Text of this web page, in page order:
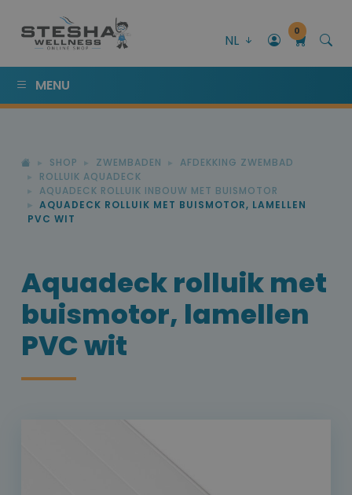
NL
0
MENU
SHOP ZWEMBADEN
AFDEKKING ZWEMBAD
ROLLUIK AQUADECK
AQUADECK ROLLUIK INBOUW MET BUISMOTOR
AQUADECK ROLLUIK MET BUISMOTOR, LAMELLEN
PVC WIT
Aquadeck rolluik met
buismotor, lamellen
PVC wit